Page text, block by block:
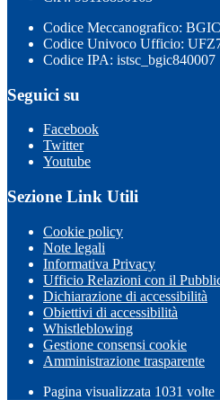
Codice Meccanografico:
Codice Univoco Ufficio:
Codice IPA: istsc_bgic840007
Seguici su
Facebook
Twitter
Youtube
Sezione Link Utili
Cookie policy
Note legali
Informativa Privacy
Ufficio Relazioni con il
Dichiarazione di accessibilità
Obiettivi di accessibilità
Whistleblowing
Gestione consensi cookie
Amministrazione trasparente
Pagina visualizzata 1031 volte